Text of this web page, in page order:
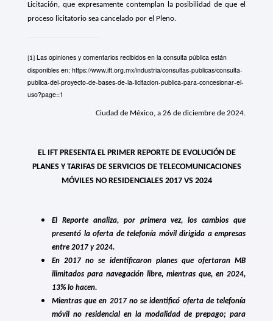
Licitación, que expresamente contemplan la posibilidad de que el
proceso licitatorio sea cancelado por el Pleno.
[1] Las opiniones y comentarios recibidos en la consulta pública están
disponibles en: https://www.ift.org.mx/industria/consultas-publicas/consulta-
publica-del-proyecto-de-bases-de-la-licitacion-publica-para-concesionar-el-
uso?page=1
Ciudad de México, a 26 de diciembre de 2024.
EL IFT PRESENTA EL PRIMER REPORTE DE EVOLUCIÓN DE
PLANES Y TARIFAS DE SERVICIOS DE TELECOMUNICACIONES
MÓVILES NO RESIDENCIALES 2017 VS 2024
El Reporte analiza, por primera vez, los cambios que
presentó la oferta de telefonía móvil dirigida a empresas
entre 2017 y 2024.
En 2017 no se identificaron planes que ofertaran MB
ilimitados para navegación libre, mientras que, en 2024,
13% lo hacen.
Mientras que en 2017 no se identificó oferta de telefonía
móvil no residencial en la modalidad de prepago; para